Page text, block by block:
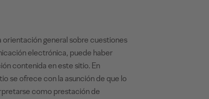
general sobre cuestiones
electrónica, puede haber
contenida en este sitio. En
se ofrece con la asunción de que lo
como prestación de